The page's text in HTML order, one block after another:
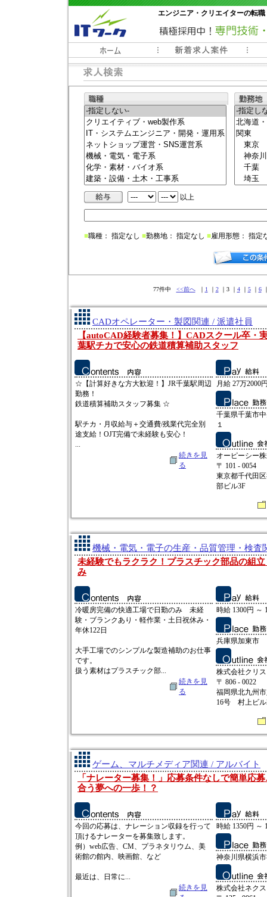
エンジニア・クリエイターの転
常時3000件以上の求人情報掲載中
以上
■職種： 指定なし ■勤務地： 指定なし ■雇用形態： 指定
77件中 <<前へ｜ 1 ｜ 2｜3 ｜ 4｜ 5｜ 6
CADオペレーター・製図関連 / 派遣社員
【autoCAD経験者募集！】CADスクール卒・
葉駅チカで安心の鉄道積算補助スタッフ
☆【計算好きな方大歓迎！】JR千葉駅周辺
勤務！
鉄道積算補助スタッフ募集 ☆
駅チカ・月収給与＋交通費/残業代完全別
途支給！OJT完備で未経験も安心！
...
続きを見
る
月給 27万2000
千葉県千葉市
１
オーピーシー
〒 101 - 0054
東京都千代田
部ビル3F
機械・電気・電子の生産・品質管理・検査
未経験でもラクラク！プラスチック部品の組
み
冷暖房完備の快適工場で日勤のみ 未経
験・ブランクあり・軽作業・土日祝休み・
年休122日
大手工場でのシンプルな製造補助のお仕事
です。
扱う素材はプラスチック部...
続きを見
る
時給 1300円 ～
兵庫県加東市
株式会社クリ
〒 806 - 0022
福岡県北九州
16号 村上ビル
ゲーム、マルチメディア関連 / アルバイト
「ナレーター募集！」応募条件なしで簡単応
合う夢への一歩！？
今回の応募は、ナレーション収録を行って
頂けるナレーターを募集致します。
例）web広告、CM、プラネタリウム、美
術館の館内、映画館、など
最近は、日常に...
続きを見
時給 1350円 ～
神奈川県横浜
株式会社ネク